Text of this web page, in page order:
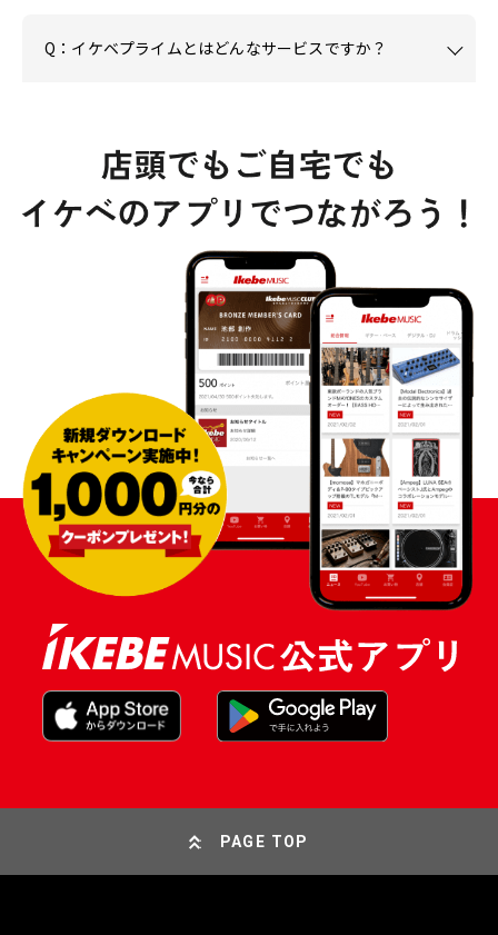
Q：イケベプライムとはどんなサービスですか？
PAGE TOP